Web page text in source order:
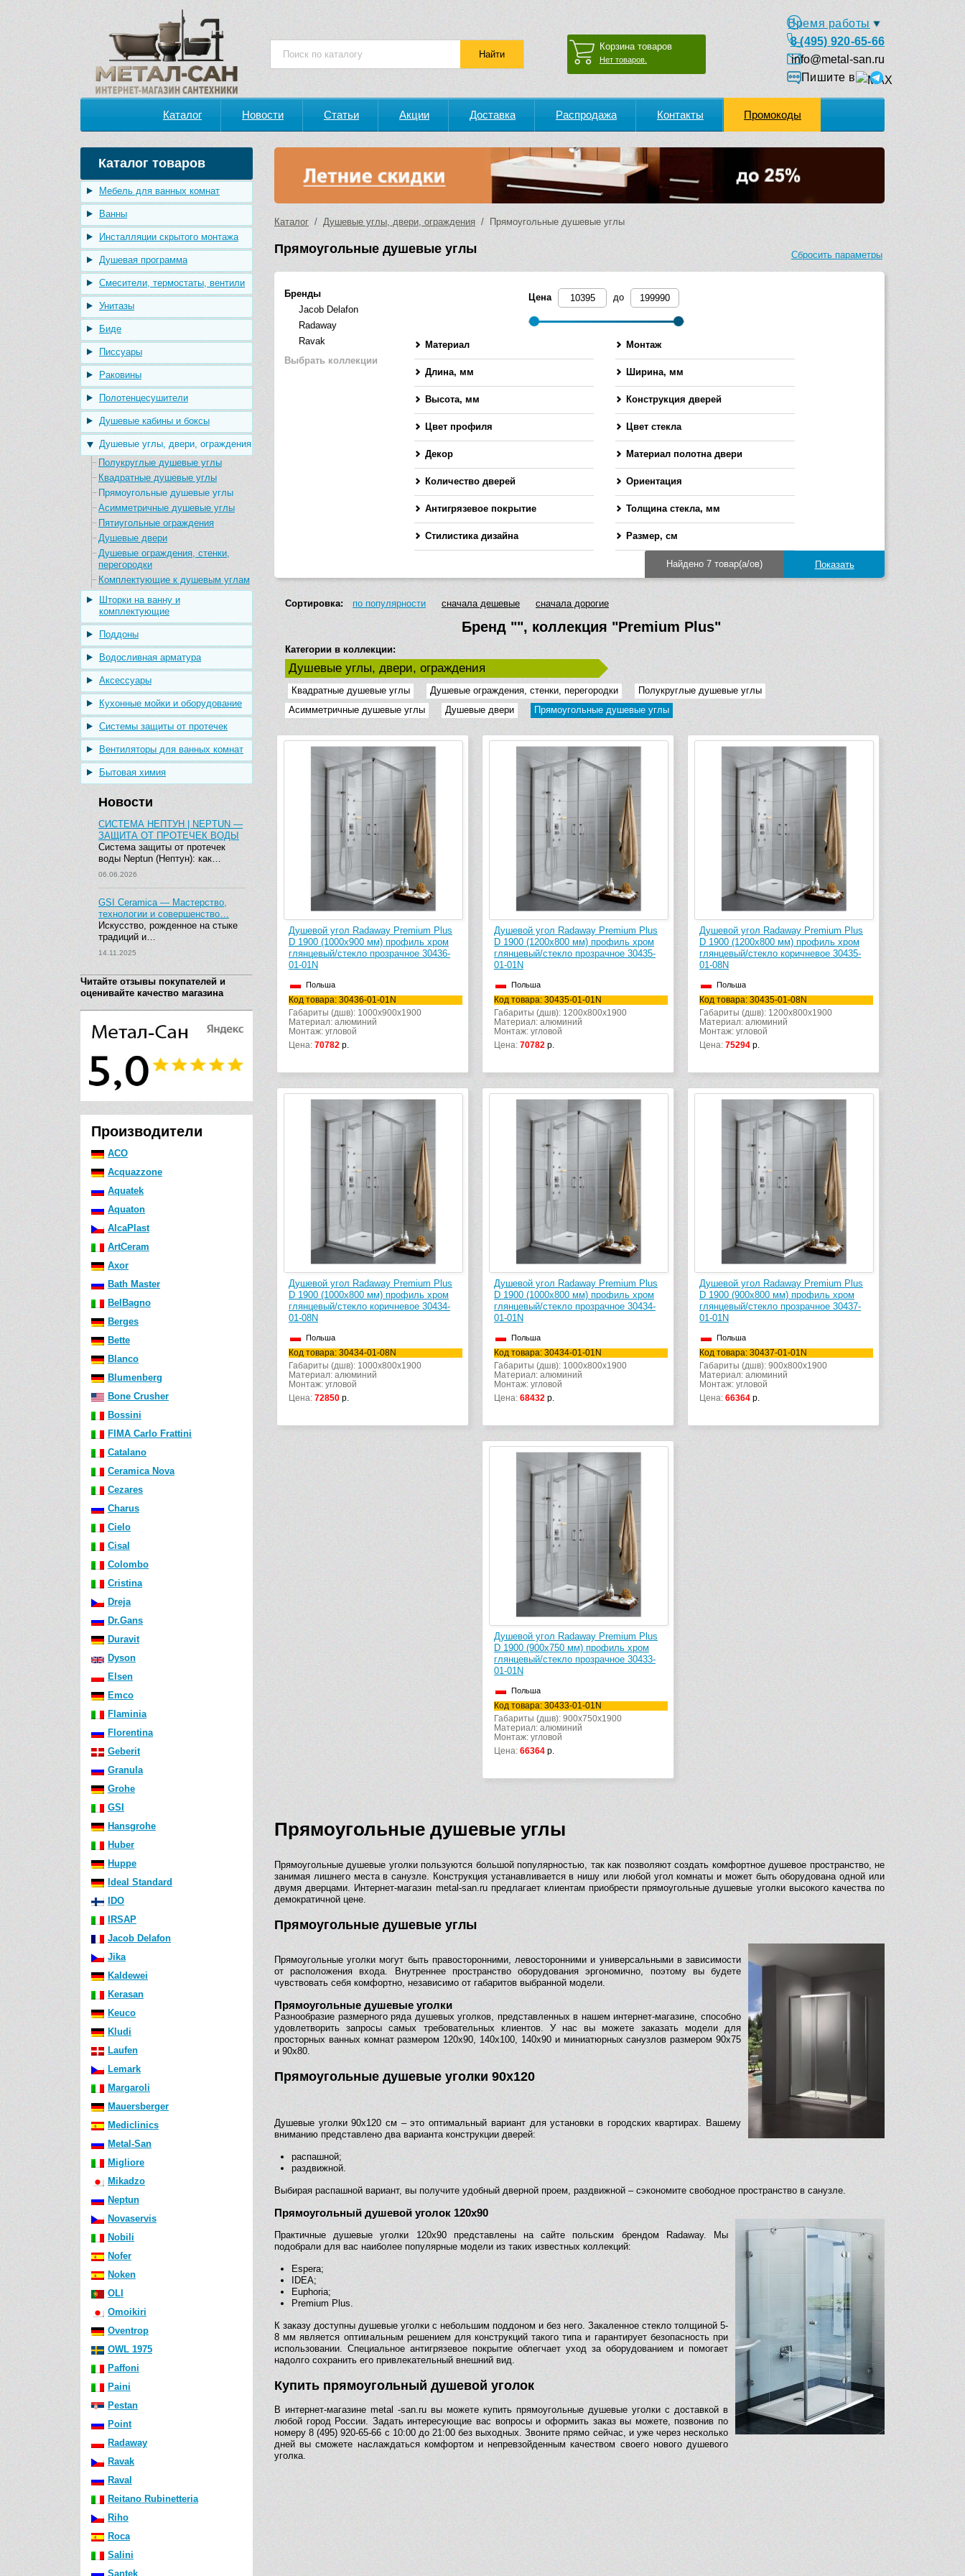
Корзина товаров
Нет товаров.
Время работы
8 (495) 920-65-66
info@metal-san.ru
Пишите в
Каталог Новости Статьи Акции Доставка Распродажа Контакты Промокоды
Каталог товаров
Мебель для ванных комнат
Ванны
Инсталляции скрытого монтажа
Душевая программа
Смесители, термостаты, вентили
Унитазы
Биде
Писсуары
Раковины
Полотенцесушители
Душевые кабины и боксы
Душевые углы, двери, ограждения
Полукруглые душевые углы
Квадратные душевые углы
Прямоугольные душевые углы
Асимметричные душевые углы
Пятиугольные ограждения
Душевые двери
Душевые ограждения, стенки,
перегородки
Комплектующие к душевым углам
Шторки на ванну и
комплектующие
Поддоны
Водосливная арматура
Аксессуары
Кухонные мойки и оборудование
Системы защиты от протечек
Вентиляторы для ванных комнат
Бытовая химия
Новости
СИСТЕМА НЕПТУН | NEPTUN —
ЗАЩИТА ОТ ПРОТЕЧЕК ВОДЫ
Система защиты от протечек
воды Neptun (Нептун): как…
06.06.2026
GSI Ceramica — Мастерство,
технологии и совершенство…
Искусство, рожденное на стыке
традиций и…
14.11.2025
Читайте отзывы покупателей и
оценивайте качество магазина
Производители
ACO
Acquazzone
Aquatek
Aquaton
AlcaPlast
ArtCeram
Axor
Bath Master
BelBagno
Berges
Bette
Blanco
Blumenberg
Bone Crusher
Bossini
FIMA Carlo Frattini
Catalano
Ceramica Nova
Cezares
Charus
Cielo
Cisal
Colombo
Cristina
Dreja
Dr.Gans
Duravit
Dyson
Elsen
Emco
Flaminia
Florentina
Geberit
Granula
Grohe
GSI
Hansgrohe
Huber
Huppe
Ideal Standard
IDO
IRSAP
Jacob Delafon
Jika
Kaldewei
Kerasan
Keuco
Kludi
Laufen
Lemark
Margaroli
Mauersberger
Mediclinics
Metal-San
Migliore
Mikadzo
Neptun
Novaservis
Nobili
Nofer
Noken
OLI
Omoikiri
Oventrop
OWL 1975
Paffoni
Paini
Pestan
Point
Radaway
Ravak
Raval
Reitano Rubinetteria
Riho
Roca
Salini
Santek
Каталог / Душевые углы, двери, ограждения / Прямоугольные душевые углы
Прямоугольные душевые углы Сбросить параметры
Бренды
Jacob Delafon
Radaway
Ravak
Выбрать коллекции
Цена до
Материал Монтаж
Длина, мм
Ширина, мм
Высота, мм
Конструкция дверей
Цвет профиля Цвет стекла
Декор Материал полотна двери
Количество дверей Ориентация
Антигрязевое покрытие
Толщина стекла, мм
Стилистика дизайна Размер, см
Найдено 7 товар(а/ов)
Сортировка: по популярности сначала дешевые сначала дорогие
Бренд "", коллекция "Premium Plus"
Категории в коллекции:
Душевые углы, двери, ограждения
Квадратные душевые углы Душевые ограждения, стенки, перегородки
Полукруглые душевые углы
Асимметричные душевые углы
Душевые двери Прямоугольные душевые углы
Душевой угол Radaway Premium Plus
D 1900 (1000х900 мм) профиль хром
глянцевый/стекло прозрачное 30436-
01-01N
Польша
Код товара: 30436-01-01N
Габариты (дшв): 1000x900x1900
Материал: алюминий
Монтаж: угловой
Цена: 70782 р.
Душевой угол Radaway Premium Plus
D 1900 (1200х800 мм) профиль хром
глянцевый/стекло прозрачное 30435-
01-01N
Польша
Код товара: 30435-01-01N
Габариты (дшв): 1200x800x1900
Материал: алюминий
Монтаж: угловой
Цена: 70782 р.
Душевой угол Radaway Premium Plus
D 1900 (1200х800 мм) профиль хром
глянцевый/стекло коричневое 30435-
01-08N
Польша
Код товара: 30435-01-08N
Габариты (дшв): 1200x800x1900
Материал: алюминий
Монтаж: угловой
Цена: 75294 р.
Душевой угол Radaway Premium Plus
D 1900 (1000х800 мм) профиль хром
глянцевый/стекло коричневое 30434-
01-08N
Польша
Код товара: 30434-01-08N
Габариты (дшв): 1000x800x1900
Материал: алюминий
Монтаж: угловой
Цена: 72850 р.
Душевой угол Radaway Premium Plus
D 1900 (1000х800 мм) профиль хром
глянцевый/стекло прозрачное 30434-
01-01N
Польша
Код товара: 30434-01-01N
Габариты (дшв): 1000x800x1900
Материал: алюминий
Монтаж: угловой
Цена: 68432 р.
Душевой угол Radaway Premium Plus
D 1900 (900х800 мм) профиль хром
глянцевый/стекло прозрачное 30437-
01-01N
Польша
Код товара: 30437-01-01N
Габариты (дшв): 900x800x1900
Материал: алюминий
Монтаж: угловой
Цена: 66364 р.
Душевой угол Radaway Premium Plus
D 1900 (900х750 мм) профиль хром
глянцевый/стекло прозрачное 30433-
01-01N
Польша
Код товара: 30433-01-01N
Габариты (дшв): 900x750x1900
Материал: алюминий
Монтаж: угловой
Цена: 66364 р.
Прямоугольные душевые углы
Прямоугольные душевые уголки пользуются большой популярностью, так как позволяют создать комфортное душевое пространство, не
занимая лишнего места в санузле. Конструкция устанавливается в нишу или любой угол комнаты и может быть оборудована одной или
двумя дверцами. Интернет-магазин metal-san.ru предлагает клиентам приобрести прямоугольные душевые уголки высокого качества по
демократичной цене.
Прямоугольные душевые углы
Прямоугольные уголки могут быть правосторонними, левосторонними и универсальными в зависимости
от расположения входа. Внутреннее пространство оборудования эргономично, поэтому вы будете
чувствовать себя комфортно, независимо от габаритов выбранной модели.
Прямоугольные душевые уголки
Разнообразие размерного ряда душевых уголков, представленных в нашем интернет-магазине, способно
удовлетворить запросы самых требовательных клиентов. У нас вы можете заказать модели для
просторных ванных комнат размером 120х90, 140х100, 140х90 и миниатюрных санузлов размером 90х75
и 90х80.
Прямоугольные душевые уголки 90х120
Душевые уголки 90х120 см – это оптимальный вариант для установки в городских квартирах. Вашему
вниманию представлено два варианта конструкции дверей:
распашной;
раздвижной.
Выбирая распашной вариант, вы получите удобный дверной проем, раздвижной – сэкономите свободное пространство в санузле.
Прямоугольный душевой уголок 120х90
Практичные душевые уголки 120х90 представлены на сайте польским брендом Radaway. Мы
подобрали для вас наиболее популярные модели из таких известных коллекций:
Espera;
IDEA;
Euphoria;
Premium Plus.
К заказу доступны душевые уголки с небольшим поддоном и без него. Закаленное стекло толщиной 5-
8 мм является оптимальным решением для конструкций такого типа и гарантирует безопасность при
использовании. Специальное антигрязевое покрытие облегчает уход за оборудованием и помогает
надолго сохранить его привлекательный внешний вид.
Купить прямоугольный душевой уголок
В интернет-магазине metal -san.ru вы можете купить прямоугольные душевые уголки с доставкой в
любой город России. Задать интересующие вас вопросы и оформить заказ вы можете, позвонив по
номеру 8 (495) 920-65-66 с 10:00 до 21:00 без выходных. Звоните прямо сейчас, и уже через несколько
дней вы сможете наслаждаться комфортом и непревзойденным качеством своего нового душевого
уголка.